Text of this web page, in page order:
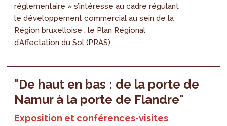
réglementaire » s’intéresse au cadre régulant
le développement commercial au sein de la
Région bruxelloise : le Plan Régional
d’Affectation du Sol (PRAS)
"De haut en bas : de la porte de
Namur à la porte de Flandre"
Exposition et conférences-visites